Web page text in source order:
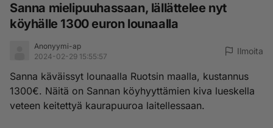
Sanna mielipuuhassaan, lällättelee nyt
köyhälle 1300 euron lounaalla
Anonyymi-ap
2024-02-29 15:55:57
Ilmoita
Sanna käväissyt lounaalla Ruotsin maalla, kustannus
1300€. Näitä on Sannan köyhyyttämien kiva lueskella
veteen keitettyä kaurapuuroa laitellessaan.